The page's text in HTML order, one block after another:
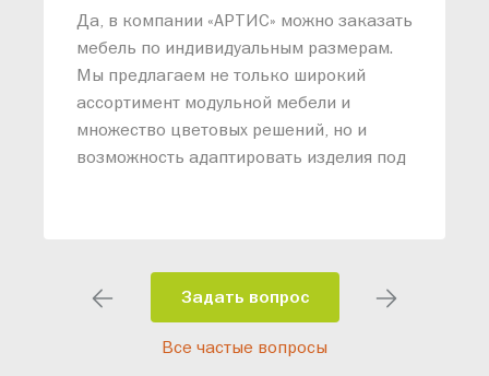
Да, в компании «АРТИС» можно заказать
мебель по индивидуальным размерам.
Мы предлагаем не только широкий
ассортимент модульной мебели и
множество цветовых решений, но и
возможность адаптировать изделия под
помещения и личные пожелания.
Благодаря современному
высокотехнологичному оборудованию
Задать вопрос
Все частые вопросы